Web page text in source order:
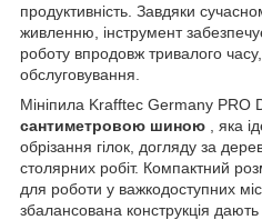
продуктивність. Завдяки
живленню, інструмент
роботу впродовж тривалого
обслуговування.
Мініпила Krafftec Germany PRO
сантиметровою шиною , яка
обрізання гілок, догляду за
столярних робіт. Компактний
для роботи у важкодоступних
збалансована конструкція